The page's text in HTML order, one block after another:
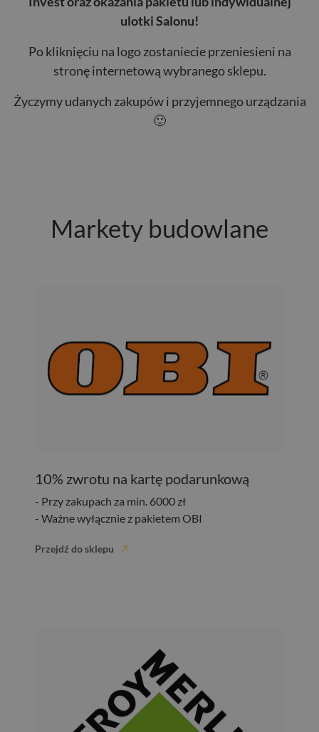
ulotki Salonu!
Po kliknięciu na logo zostaniecie przeniesieni na
stronę internetową wybranego sklepu.
Życzymy udanych zakupów i przyjemnego urządzania
🙂
Markety budowlane
10% zwrotu na kartę podarunkową
- Przy zakupach za min. 6000 zł
- Ważne wyłącznie z pakietem OBI
Przejdź do sklepu